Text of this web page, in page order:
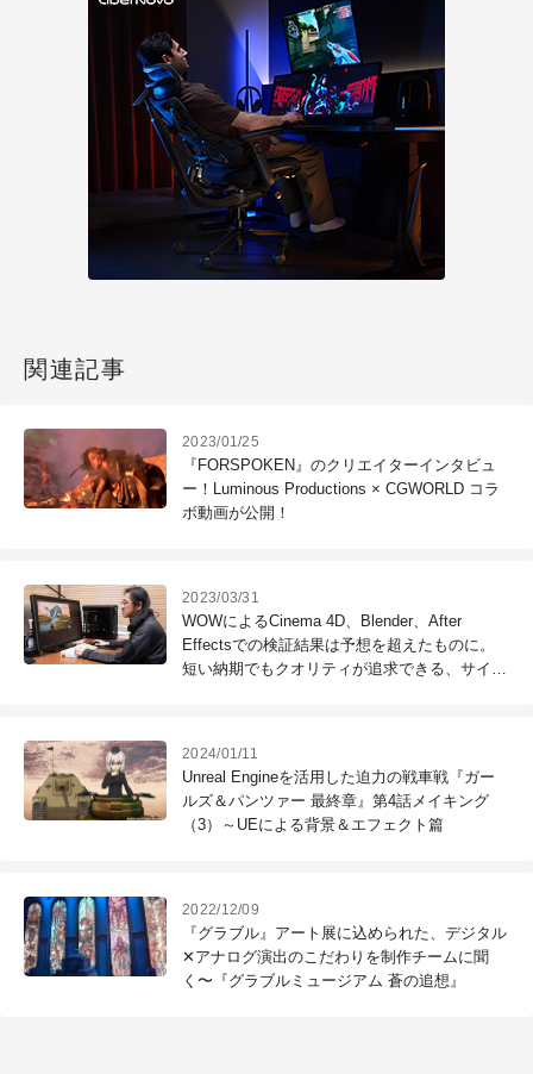
関連記事
2023/01/25
『FORSPOKEN』のクリエイターインタビュ
ー！Luminous Productions × CGWORLD コラ
ボ動画が公開！
2023/03/31
WOWによるCinema 4D、Blender、After
Effectsでの検証結果は予想を超えたものに。
短い納期でもクオリティが追求できる、サイコ
2024/01/11
Unreal Engineを活用した迫力の戦車戦『ガー
ルズ＆パンツァー 最終章』第4話メイキング
（3）～UEによる背景＆エフェクト篇
2022/12/09
『グラブル』アート展に込められた、デジタル
✕アナログ演出のこだわりを制作チームに聞
く〜『グラブルミュージアム 蒼の追想』